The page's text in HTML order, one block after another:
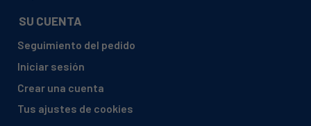
SU CUENTA
Seguimiento del pedido
Iniciar sesión
Crear una cuenta
Tus ajustes de cookies